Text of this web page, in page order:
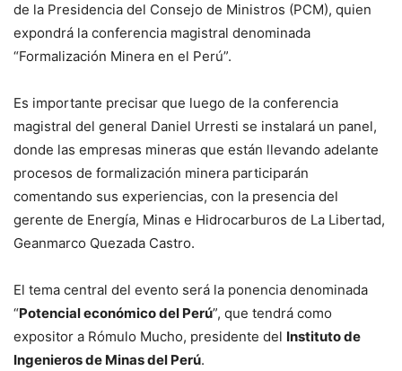
de la Presidencia del Consejo de Ministros (PCM), quien
expondrá la conferencia magistral denominada
“Formalización Minera en el Perú”.
Es importante precisar que luego de la conferencia
magistral del general Daniel Urresti se instalará un panel,
donde las empresas mineras que están llevando adelante
procesos de formalización minera participarán
comentando sus experiencias, con la presencia del
gerente de Energía, Minas e Hidrocarburos de La Libertad,
Geanmarco Quezada Castro.
El tema central del evento será la ponencia denominada
“Potencial económico del Perú”, que tendrá como
expositor a Rómulo Mucho, presidente del Instituto de
Ingenieros de Minas del Perú.